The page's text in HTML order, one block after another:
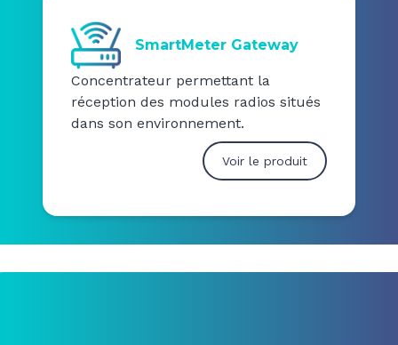
SmartMeter Gateway
Concentrateur permettant la
réception des modules radios situés
dans son environnement.
Voir le produit